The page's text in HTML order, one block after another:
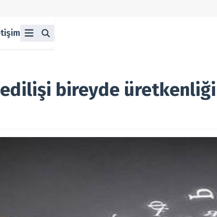
bireyde üretkenliği